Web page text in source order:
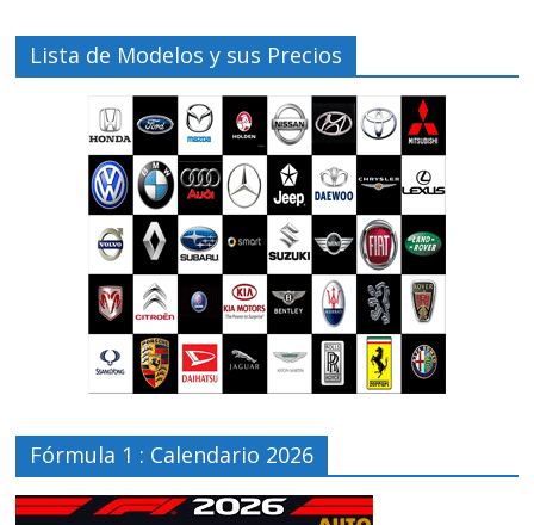
Lista de Modelos y sus Precios
Fórmula 1 : Calendario 2026